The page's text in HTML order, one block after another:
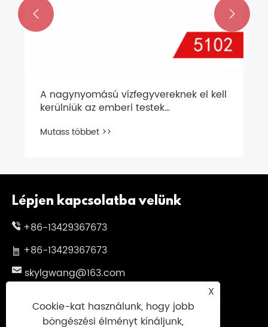
A nagynyomású vízfegyvereknek el kell
kerülniük az emberi testek
Mutass többet >>
 
Lépjen kapcsolatba velünk
+86-13429367673
+86-13429367673
skylgwang@163.com
No.199 Changxing Road, Jiangbei kerület,
Ningbo City, Zhejiang tartomány, Kína
X
Cookie-kat használunk, hogy jobb
böngészési élményt kínáljunk,